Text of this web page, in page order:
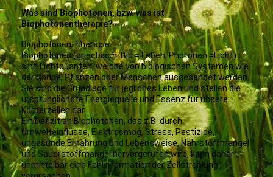
Was sind Biophotonen, bzw. was ist
Biophotonentherapie?
Biophotonen-Therapie
Biophotonen (griechisch: Bio = Leben; Photonen =Licht)
sind Lichtquanten, welche von biologischen Systemen wie
der Sonne, Pflanzen oder Menschen ausgesendet werden.
Sie sind die Grundlage für jegliches Leben und stellen die
ursprünglichste Energiequelle und Essenz für unsere
Körperzellen dar.
Ein Defizit an Biophotonen, das z.B. durch
Umwelteinflüsse, Elektrosmog, Stress, Pestizide,
ungesunde Ernährung und Lebensweise, Nährstoffmangel
und Sauerstoffmangel hervorgerufen wird, kann daher
unmittelbar eine Fehlinformation der Zellstrahlung